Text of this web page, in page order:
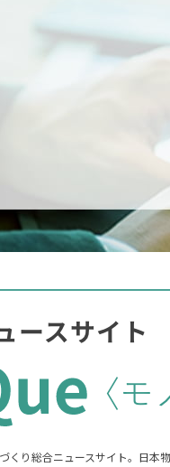
くり総合ニュースサイト。日本